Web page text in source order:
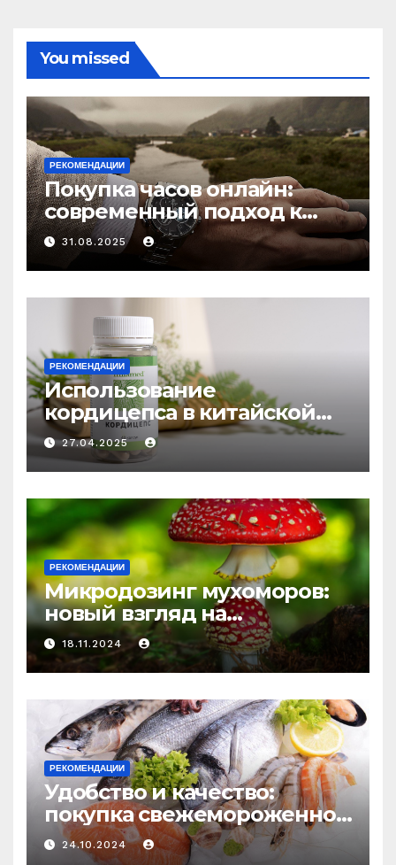
You missed
РЕКОМЕНДАЦИИ
Покупка часов онлайн:
современный подход к
выбору аксессуаров
31.08.2025
РЕКОМЕНДАЦИИ
Использование
кордицепса в китайской
медицине: природное
средство против усталости
и истощения
27.04.2025
РЕКОМЕНДАЦИИ
Микродозинг мухоморов:
новый взгляд на
психоделику
18.11.2024
РЕКОМЕНДАЦИИ
Удобство и качество:
покупка свежемороженной
рыбы онлайн
24.10.2024